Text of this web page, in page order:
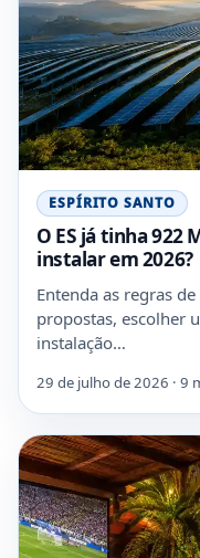
ESPÍRITO SANTO
O ES já tinha 922
instalar em 2026?
Entenda as regras
propostas, escolher
instalação…
29 de julho de 2026 · 9